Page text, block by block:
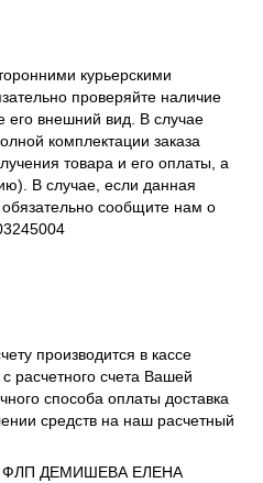
курьерскими
проверяйте наличие
его внешний вид. В случае
комплектации заказа
товара и его оплаты, а
В случае, если данная
сообщите нам о
производится в кассе
расчетного счета Вашей
способа оплаты доставка
средств на наш расчетный
ФЛП ДЕМИШЕВА ЕЛЕНА